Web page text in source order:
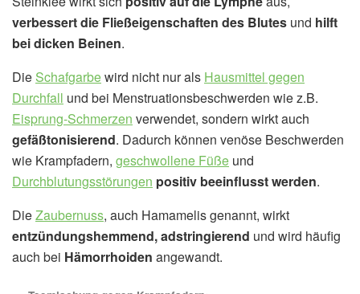
verbessert die Fließeigenschaften des Blutes und hilft
bei dicken Beinen.
Die Schafgarbewird nicht nur als Hausmittel gegen
Durchfall und bei Menstruationsbeschwerden wie z.B.
Eisprung-Schmerzen verwendet, sondern wirkt auch
gefäßtonisierend. Dadurch können venöse Beschwerden
wie Krampfadern, geschwollene Füße und
Durchblutungsstörungen positiv beeinflusst werden.
DieZaubernuss, auch Hamamelis genannt, wirkt
entzündungshemmend, adstringierend und wird häufig
auch bei Hämorrhoiden angewandt.